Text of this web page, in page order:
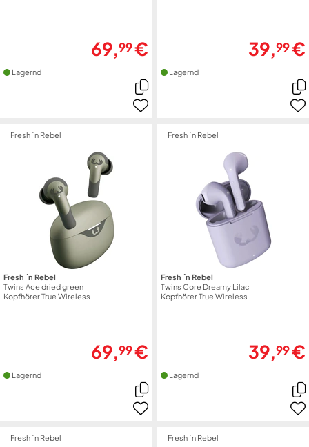
69,99€
Lagernd
39,99€
Lagernd
Fresh ´n Rebel
Fresh ´n Rebel
Twins Ace dried green
Kopfhörer True Wireless
69,99€
Lagernd
Fresh ´n Rebel
Fresh ´n Rebel
Twins Core Dreamy Lilac
Kopfhörer True Wireless
39,99€
Lagernd
Fresh ´n Rebel Fresh ´n Rebel